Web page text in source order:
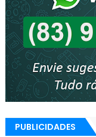
PUBLICIDADES